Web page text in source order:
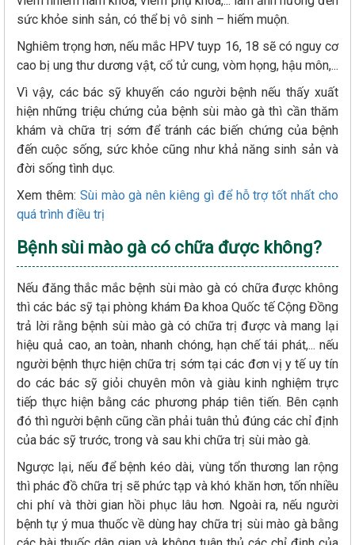
sức khỏe sinh sản, có thể bị vô sinh – hiếm muộn.
Nghiêm trọng hơn, nếu mắc HPV tuyp 16, 18 sẽ có nguy cơ
cao bị ung thư dương vật, cổ tử cung, vòm họng, hậu môn,...
Vì vậy, các bác sỹ khuyến cáo người bệnh nếu thấy xuất
hiện những triệu chứng của bệnh sùi mào gà thì cần thăm
khám và chữa trị sớm để tránh các biến chứng của bệnh
đến cuộc sống, sức khỏe cũng như khả năng sinh sản và
đời sống tình dục.
Xem thêm: Sùi mào gà nên kiêng gì để hỗ trợ tốt nhất cho
quá trình điều trị
Bệnh sùi mào gà có chữa được không?
Nếu đăng thắc mắc bệnh sùi mào gà có chữa được không
thì các bác sỹ tại phòng khám Đa khoa Quốc tế Cộng Đồng
trả lời rằng bệnh sùi mào gà có chữa trị được và mang lại
hiệu quả cao, an toàn, nhanh chóng, hạn chế tái phát,... nếu
người bệnh thực hiện chữa trị sớm tại các đơn vị y tế uy tín
do các bác sỹ giỏi chuyên môn và giàu kinh nghiệm trực
tiếp thực hiện bằng các phương pháp tiên tiến. Bên cạnh
đó thì người bệnh cũng cần phải tuân thủ đúng các chỉ định
của bác sỹ trước, trong và sau khi chữa trị sùi mào gà.
Ngược lại, nếu để bệnh kéo dài, vùng tổn thương lan rộng
thì phác đồ chữa trị sẽ phức tạp và khó khăn hơn, tốn nhiều
chi phí và thời gian hồi phục lâu hơn. Ngoài ra, nếu người
bệnh tự ý mua thuốc về dùng hay chữa trị sùi mào gà bằng